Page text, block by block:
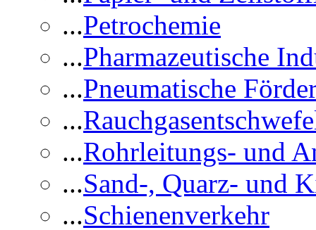
...Petrochemie
...Pharmazeutische
...Pneumatische
...
...Rohrleitungs- und
...Sand-, Quarz- und
...Schienenverkehr